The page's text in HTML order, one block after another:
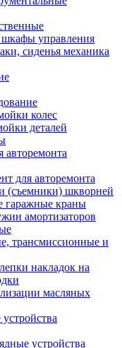
управления
сиденья механика
колес
деталей
авторемонта
для авторемонта
(съемники) шкворней
гаражные краны
амортизаторов
трансмиссионные и
накладок на
масляных
устройства